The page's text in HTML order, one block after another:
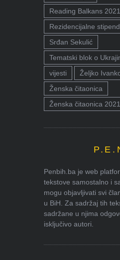
Reading Balkans 2021
Rezidencijalne
Srđan Sekulić
Tematski blok o
vijesti
Željko
Ženska čitaonica
Ženska čitaonica 2021
Penbih.ba je web
tekstove samostalno i
mogu objavljivati svi
u BiH. Za sadržaj tih
sadržane u njima
isključivo autori.